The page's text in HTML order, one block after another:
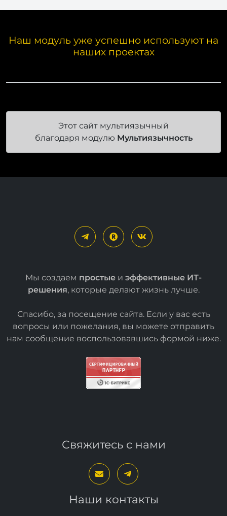
Наш модуль уже успешно используют на
наших проектах
Этот сайт мультиязычный
благодаря модулю Мультиязычность
Мы создаем простые и эффективные ИТ-
решения, которые делают жизнь лучше.
Спасибо, за посещение сайта. Если у вас есть
вопросы или пожелания, вы можете отправить
нам сообщение воспользовавшись формой ниже.
Свяжитесь с нами
Наши контакты